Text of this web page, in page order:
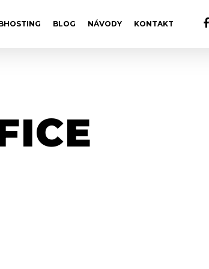
BLOG NÁVODY KONTAKT